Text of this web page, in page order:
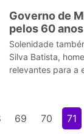
Governo de
pelos 60
Educação
Solenidade
Silva Batista,
relevantes para a
69 70 71